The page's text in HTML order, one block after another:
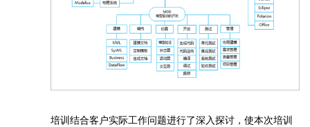
培训结合客户实际工作问题进行了深入探讨，使本次培训